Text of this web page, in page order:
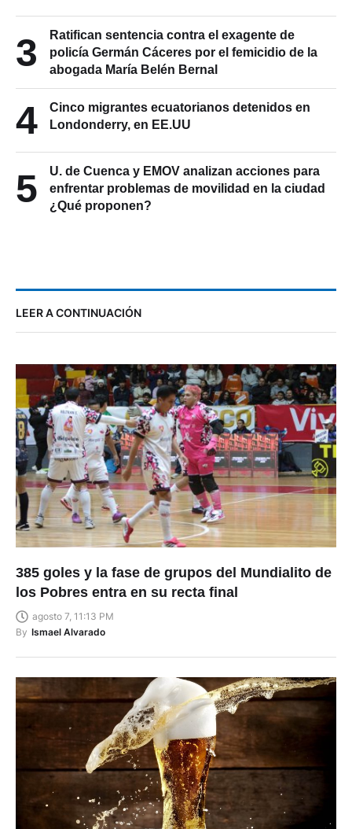
3
Ratifican sentencia contra el exagente de
policía Germán Cáceres por el femicidio de la
abogada María Belén Bernal
4
Cinco migrantes ecuatorianos detenidos en
Londonderry, en EE.UU
5
U. de Cuenca y EMOV analizan acciones para
enfrentar problemas de movilidad en la ciudad
¿Qué proponen?
LEER A CONTINUACIÓN
385 goles y la fase de grupos del Mundialito de
los Pobres entra en su recta final
agosto 7, 11:13 PM
By
Ismael Alvarado